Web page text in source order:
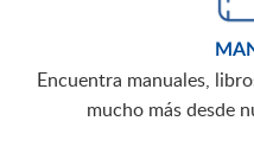
Encuentra manuales,
mucho más desde